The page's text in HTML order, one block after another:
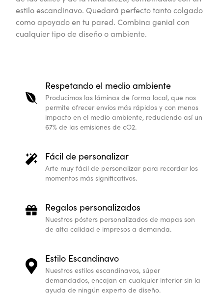
estilo escandinavo. Quedará perfecto tanto colgado
como apoyado en tu pared. Combina genial con
cualquier tipo de diseño o ambiente.
Respetando el medio ambiente
Producimos las láminas de forma local, que nos
permite ofrecer envíos más rápidos y con menos
impacto en el medio ambiente, reduciendo así un
67% de las emisiones de cO2.
Fácil de personalizar
Arte muy fácil de personalizar para recordar los
momentos más significativos.
Regalos personalizados
Nuestros pósters personalizados de mapas son
de alta calidad e impresos a demanda.
Estilo Escandinavo
Nuestros estilos escandinavos, súper
demandados, encajan en cualquier interior sin la
ayuda de ningún experto de diseño.